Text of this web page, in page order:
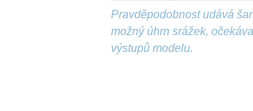
Pravděpodobnost udává
možný úhrn srážek,
výstupů modelu.